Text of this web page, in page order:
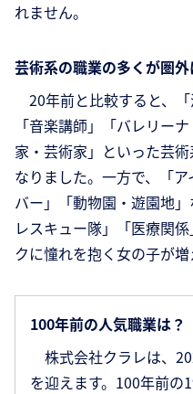
れません。
芸術系の職業の多くが圏外
20年前と比較すると、「
「音楽講師」「バレリー
家・芸術家」といった芸
なりました。一方で、「
バー」「動物園・遊園地
レスキュー隊」「医療関
クに憧れを抱く女の子が増
100年前の人気職業は？
株式会社クラレは、
を迎えます。100年前の